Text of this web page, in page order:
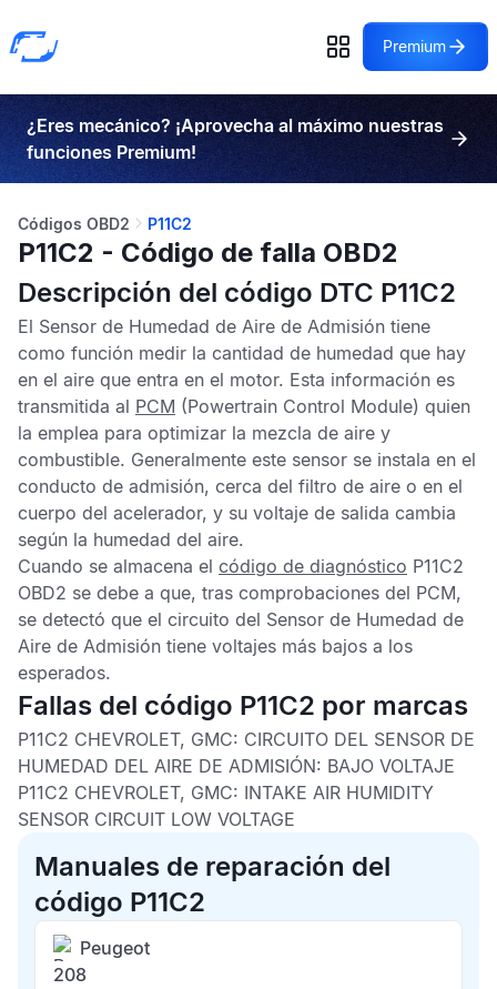
Premium
¿Eres mecánico? ¡Aprovecha al máximo nuestras
funciones Premium!
Códigos OBD2 P11C2
P11C2 - Código de falla OBD2
Descripción del código DTC P11C2
El Sensor de Humedad de Aire de Admisión tiene
como función medir la cantidad de humedad que hay
en el aire que entra en el motor. Esta información es
transmitida al PCM (Powertrain Control Module) quien
la emplea para optimizar la mezcla de aire y
combustible. Generalmente este sensor se instala en el
conducto de admisión, cerca del filtro de aire o en el
cuerpo del acelerador, y su voltaje de salida cambia
según la humedad del aire.
Cuando se almacena el código de diagnóstico P11C2
OBD2 se debe a que, tras comprobaciones del PCM,
se detectó que el circuito del Sensor de Humedad de
Aire de Admisión tiene voltajes más bajos a los
esperados.
Fallas del código P11C2 por marcas
P11C2 CHEVROLET, GMC: CIRCUITO DEL SENSOR DE
HUMEDAD DEL AIRE DE ADMISIÓN: BAJO VOLTAJE
P11C2 CHEVROLET, GMC: INTAKE AIR HUMIDITY
SENSOR CIRCUIT LOW VOLTAGE
Manuales de reparación del
código P11C2
Peugeot
208